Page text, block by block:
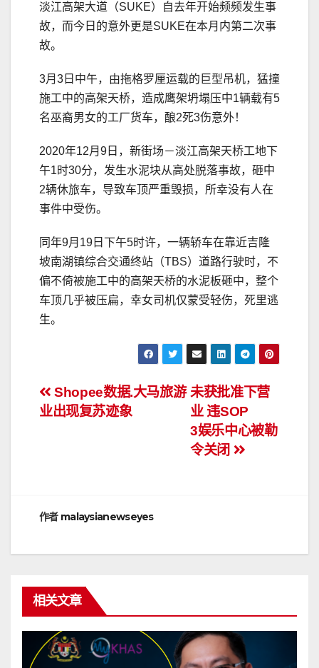
淡江高架大道（SUKE）自去年开始频频发生事
故，而今日的意外更是SUKE在本月内第二次事
故。
3月3日中午，由拖格罗厘运载的巨型吊机，猛撞
施工中的高架天桥，造成鹰架坍塌压中1辆载有5
名巫裔男女的工厂货车，酿2死3伤意外！
2020年12月9日，新街场－淡江高架天桥工地下
午1时30分，发生水泥块从高处脱落事故，砸中
2辆休旅车，导致车顶严重毁损，所幸没有人在
事件中受伤。
同年9月19日下午5时许，一辆轿车在靠近吉隆
坡南湖镇综合交通终站（TBS）道路行驶时，不
偏不倚被施工中的高架天桥的水泥板砸中，整个
车顶几乎被压扁，幸女司机仅蒙受轻伤，死里逃
生。
文
未获批准下营
业 违SOP
3娱乐中心被勒
令关闭
Shopee数据.大马旅游
业出现复苏迹象
作者 malaysianewseyes
相关文章